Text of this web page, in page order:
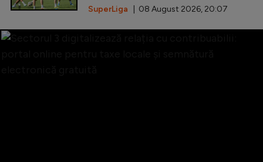
SuperLiga | 08 August 2026, 20:07